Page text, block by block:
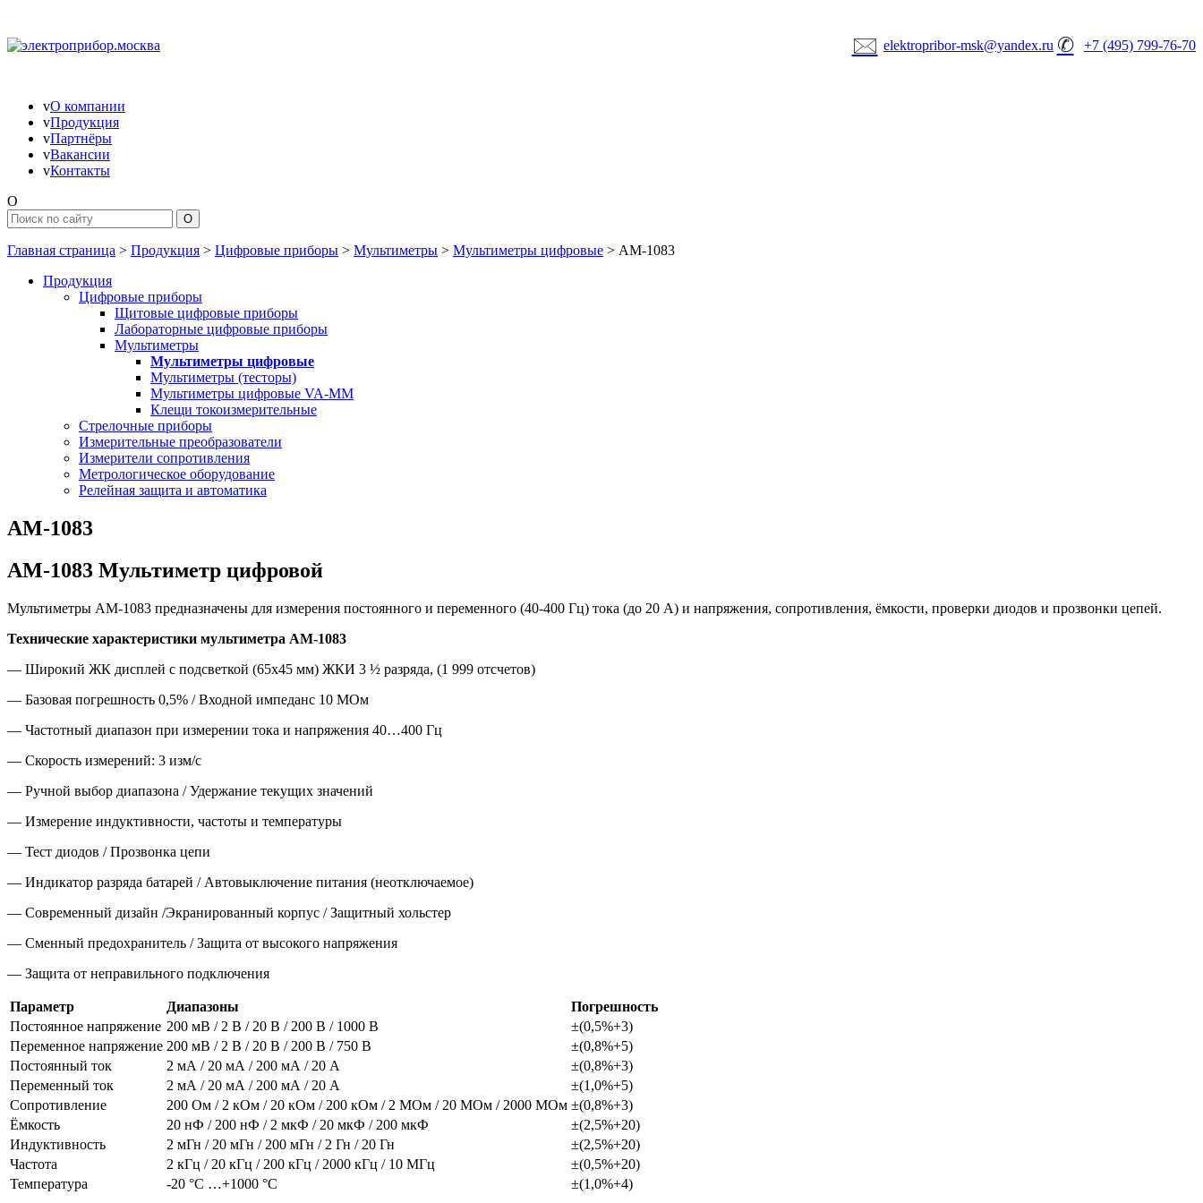
🖂 elektropribor-msk@yandex.ru ✆ +7 (495) 799-76-70
vО компании
vПродукция
vПартнёры
vВакансии
vКонтакты
O
Главная страница > Продукция > Цифровые приборы > Мультиметры > Мультиметры цифровые > АМ-1083
Продукция
Цифровые приборы
Щитовые цифровые приборы
Лабораторные цифровые приборы
Мультиметры
Мультиметры цифровые
Мультиметры (тесторы)
Мультиметры цифровые VA-MM
Клещи токоизмерительные
Стрелочные приборы
Измерительные преобразователи
Измерители сопротивления
Метрологическое оборудование
Релейная защита и автоматика
АМ-1083
АМ-1083 Мультиметр цифровой
Мультиметры АМ-1083 предназначены для измерения постоянного и переменного (40-400 Гц) тока (до 20 А) и напряжения, сопротивления, ёмкости, проверки диодов и прозвонки цепей.
Технические характеристики мультиметра АМ-1083
— Широкий ЖК дисплей с подсветкой (65х45 мм) ЖКИ 3 ½ разряда, (1 999 отсчетов)
— Базовая погрешность 0,5% / Входной импеданс 10 МОм
— Частотный диапазон при измерении тока и напряжения 40…400 Гц
— Скорость измерений: 3 изм/с
— Ручной выбор диапазона / Удержание текущих значений
— Измерение индуктивности, частоты и температуры
— Тест диодов / Прозвонка цепи
— Индикатор разряда батарей / Автовыключение питания (неотключаемое)
— Современный дизайн /Экранированный корпус / Защитный хольстер
— Сменный предохранитель / Защита от высокого напряжения
— Защита от неправильного подключения
Параметр Диапазоны
Погрешность
Постоянное напряжение 200 мВ / 2 В / 20 В / 200 В / 1000 В
±(0,5%+3)
Переменное напряжение 200 мВ / 2 В / 20 В / 200 В / 750 В
±(0,8%+5)
Постоянный ток
2 мА / 20 мА / 200 мА / 20 А
±(0,8%+3)
Переменный ток
2 мА / 20 мА / 200 мА / 20 А
±(1,0%+5)
Сопротивление
200 Ом / 2 кОм / 20 кОм / 200 кОм / 2 МОм / 20 МОм / 2000 МОм ±(0,8%+3)
Ёмкость
20 нФ / 200 нФ / 2 мкФ / 20 мкФ / 200 мкФ
±(2,5%+20)
Индуктивность
2 мГн / 20 мГн / 200 мГн / 2 Гн / 20 Гн
±(2,5%+20)
Частота
2 кГц / 20 кГц / 200 кГц / 2000 кГц / 10 МГц
±(0,5%+20)
Температура
-20 °С …+1000 °С ±(1,0%+4)